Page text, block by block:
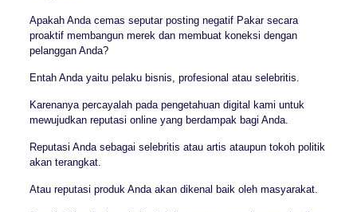
Apakah Anda cemas seputar posting negatif Pakar secara
proaktif membangun merek dan membuat koneksi dengan
pelanggan Anda?
Entah Anda yaitu pelaku bisnis, profesional atau selebritis.
Karenanya percayalah pada pengetahuan digital kami untuk
mewujudkan reputasi online yang berdampak bagi Anda.
Reputasi Anda sebagai selebritis atau artis ataupun tokoh politik
akan terangkat.
Atau reputasi produk Anda akan dikenal baik oleh masyarakat.